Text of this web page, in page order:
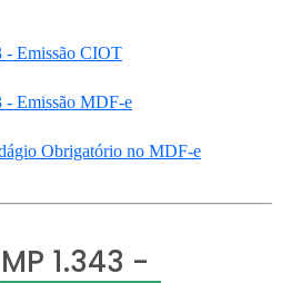
- Emissão CIOT
- Emissão MDF-e
Obrigatório no MDF-e
1.343 -